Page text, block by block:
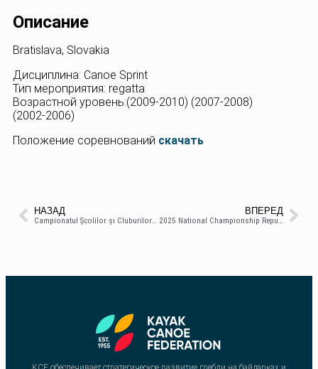
Описание
Bratislava, Slovakia
Дисциплина: Canoe Sprint
Тип мероприятия: regatta
Возрастной уровень:(2009-2010) (2007-2008)
(2002-2006)
Положение соревнований скачать
НАЗАД
Campionatul Școlilor și Cluburilor Sportive ediția a I-a
ВПЕРЕД
2025 National Championship Republic of Moldova Canoe Sprint